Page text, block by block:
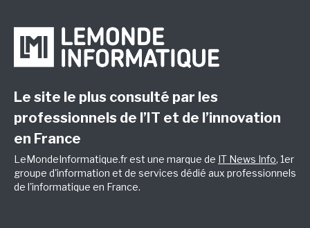
Le site le plus consulté par les
professionnels de l’IT et de l’innovation
en France
LeMondeInformatique.fr est une marque de IT News Info, 1er
groupe d'information et de services dédié aux professionnels
de l'informatique en France.